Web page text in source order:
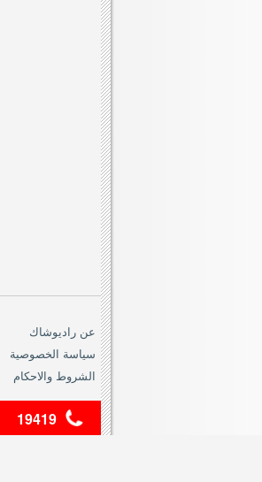
عن راديوشاك
سياسة الخصوصية
الشروط والاحكام
19419